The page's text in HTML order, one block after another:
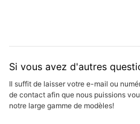
Si vous avez d'autres
Il suffit de laisser votre e-mail ou
de contact afin que nous puissions
notre large gamme de modèles!